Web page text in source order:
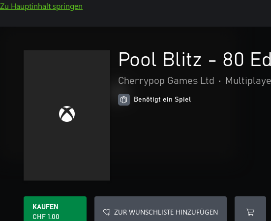
Zu Hauptinhalt springen
Pool Blitz - 80
Cherrypop Games Ltd •
Benötigt ein Spiel
KAUFEN
CHF 1.00
ZUR WUNSCHLISTE HINZUFÜGEN